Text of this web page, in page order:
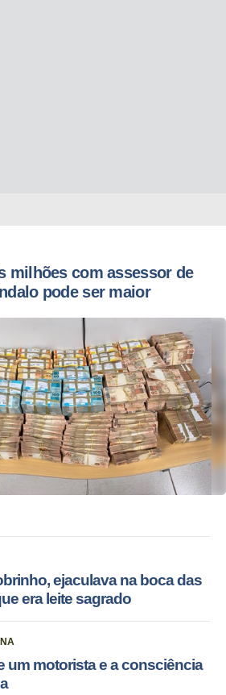
milhões com assessor de
pode ser maior
ejaculava na boca das
era leite sagrado
um motorista e a consciência